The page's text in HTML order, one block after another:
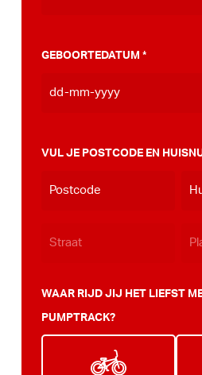
GEBOORTEDATUM *
MM
JJJJ
VUL JE POSTCODE EN
WAAR RIJD JIJ HET LIEFST
PUMPTRACK?